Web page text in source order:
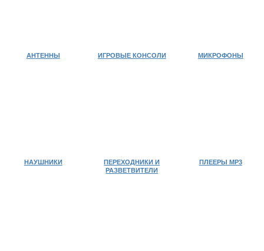
АНТЕННЫ ИГРОВЫЕ КОНСОЛИ МИКРОФОНЫ
НАУШНИКИ
ПЕРЕХОДНИКИ И
РАЗВЕТВИТЕЛИ
ПЛЕЕРЫ MP3